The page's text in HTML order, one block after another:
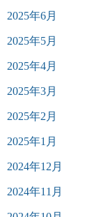
2025年6月
2025年5月
2025年4月
2025年3月
2025年2月
2025年1月
2024年12月
2024年11月